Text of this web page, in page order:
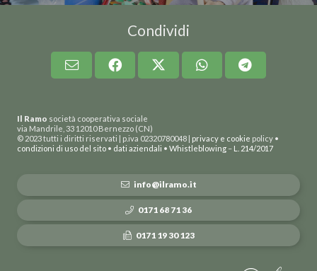
Condividi
Il Ramo società cooperativa sociale
via Mandrile, 33 12010 Bernezzo (CN)
© 2023 tutti i diritti riservati | p.iva 02320780048 | privacy e cookie policy •
condizioni di uso del sito • dati aziendali • Whistleblowing – L. 214/2017
info@ilramo.it
0171 68 71 36
0171 19 30 123